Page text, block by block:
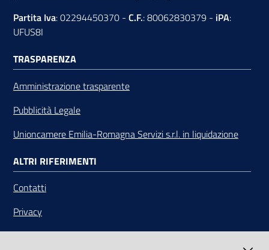
Partita Iva: 02294450370 - C.F.: 80062830379 - iPA:
UFUS8I
TRASPARENZA
Amministrazione trasparente
Pubblicità Legale
Unioncamere Emilia-Romagna Servizi s.r.l. in liquidazione
ALTRI RIFERIMENTI
Contatti
Privacy
Note legali